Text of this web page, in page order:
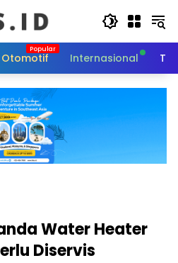
Otomotif Internasional
Water Heater
Diservis